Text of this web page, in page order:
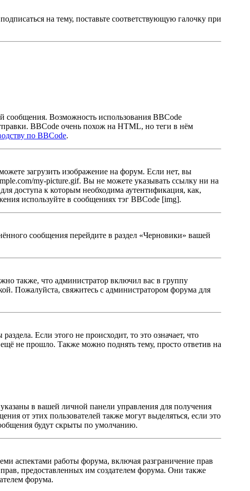
на тему, поставьте соответствующую галочку при
Возможность использования BBCode
BBCode очень похож на HTML, но теги в нём
по BBCode.
загрузить изображение на форум. Если нет, вы
my-picture.gif. Вы не можете указывать ссылку ни на
доступа к которым необходима аутентификация, как,
используйте в сообщениях тэг BBCode [img].
сообщения перейдите в раздел «Черновики» вашей
также, что администратор включил вас в группу
Пожалуйста, свяжитесь с администратором форума для
Если этого не происходит, то это означает, что
не прошло. Также можно поднять тему, просто ответив на
в вашей личной панели управления для получения
от этих пользователей также могут выделяться, если это
будут скрыты по умолчанию.
аспектами работы форума, включая разграничение прав
прав, предоставленных им создателем форума. Они также
форума.